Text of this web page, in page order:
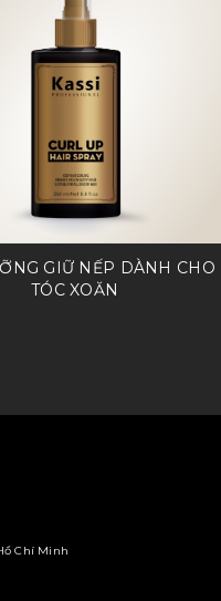
GIỮ NẾP DÀNH CHO
TÓC XOĂN
Chí Minh